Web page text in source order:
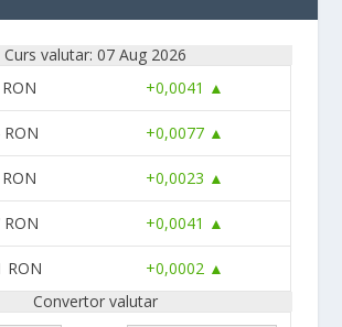
Curs valutar: 07 Aug 2026
+0,0041 ▲
+0,0077 ▲
+0,0023 ▲
+0,0041 ▲
RON
+0,0002 ▲
Convertor valutar